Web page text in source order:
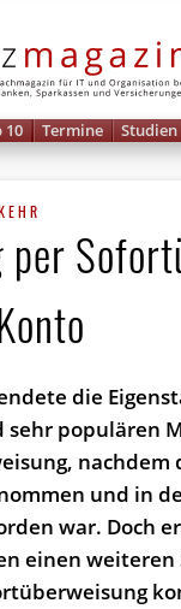
10 Termine Studien
per
die
sehr populären
nachdem
und in
war. Doch
einen weiteren